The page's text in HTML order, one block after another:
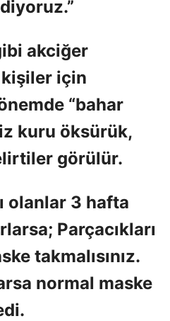
akciğer
kişiler için
“bahar
kuru öksürük,
görülür.
olanlar 3 hafta
Parçacıkları
takmalısınız.
normal maske